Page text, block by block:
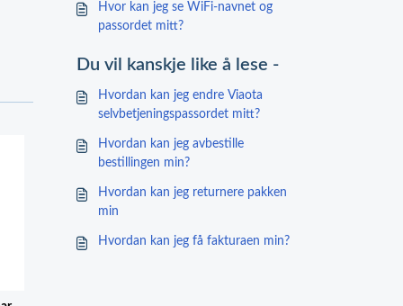
Hvor kan jeg se WiFi-navnet og
passordet mitt?
Du vil kanskje like å lese -
Hvordan kan jeg endre Viaota
selvbetjeningspassordet mitt?
Hvordan kan jeg avbestille
bestillingen min?
Hvordan kan jeg returnere pakken
min
Hvordan kan jeg få fakturaen min?